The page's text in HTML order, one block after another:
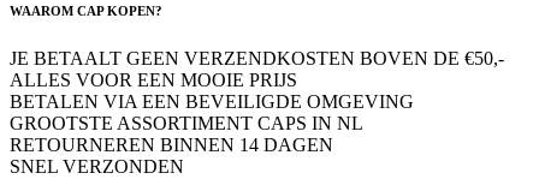
WAAROM CAP KOPEN?
JE BETAALT GEEN VERZENDKOSTEN BOVEN DE €50,-
ALLES VOOR EEN MOOIE PRIJS
BETALEN VIA EEN BEVEILIGDE OMGEVING
GROOTSTE ASSORTIMENT CAPS IN NL
RETOURNEREN BINNEN 14 DAGEN
SNEL VERZONDEN